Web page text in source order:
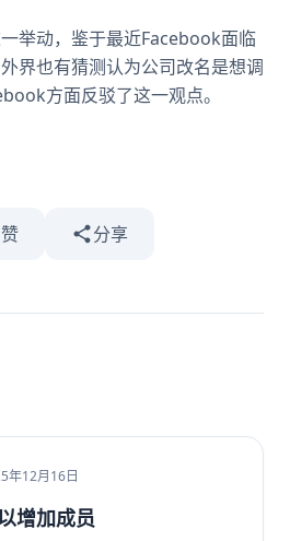
动，鉴于最近Facebook面临
界也有猜测认为公司改名是想调
方面反驳了这一观点。
分享
年12月16日
增加成员